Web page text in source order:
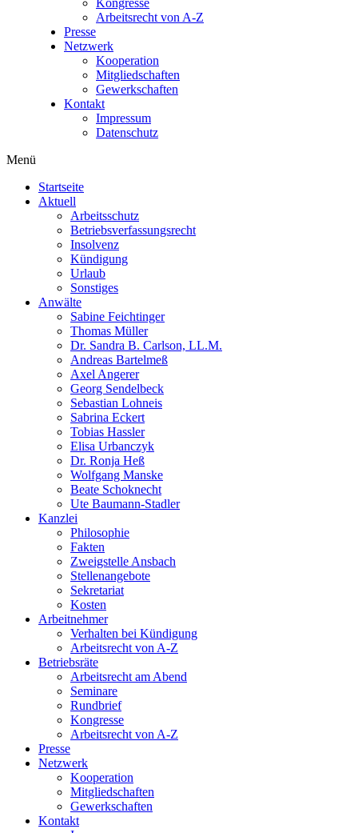
Kongresse
Arbeitsrecht von A-Z
Presse
Netzwerk
Kooperation
Mitgliedschaften
Gewerkschaften
Kontakt
Impressum
Datenschutz
Menü
Startseite
Aktuell
Arbeitsschutz
Betriebsverfassungsrecht
Insolvenz
Kündigung
Urlaub
Sonstiges
Anwälte
Sabine Feichtinger
Thomas Müller
Dr. Sandra B. Carlson, LL.M.
Andreas Bartelmeß
Axel Angerer
Georg Sendelbeck
Sebastian Lohneis
Sabrina Eckert
Tobias Hassler
Elisa Urbanczyk
Dr. Ronja Heß
Wolfgang Manske
Beate Schoknecht
Ute Baumann-Stadler
Kanzlei
Philosophie
Fakten
Zweigstelle Ansbach
Stellenangebote
Sekretariat
Kosten
Arbeitnehmer
Verhalten bei Kündigung
Arbeitsrecht von A-Z
Betriebsräte
Arbeitsrecht am Abend
Seminare
Rundbrief
Kongresse
Arbeitsrecht von A-Z
Presse
Netzwerk
Kooperation
Mitgliedschaften
Gewerkschaften
Kontakt